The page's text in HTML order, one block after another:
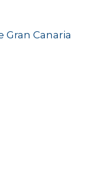
Gran Canaria